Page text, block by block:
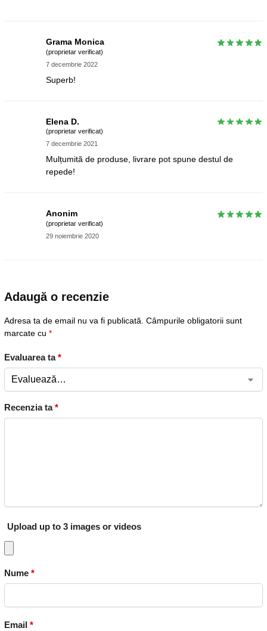
Grama Monica
(proprietar verificat)
7 decembrie 2022
Superb!
Elena D.
(proprietar verificat)
7 decembrie 2021
Mulțumită de produse, livrare pot spune destul de
repede!
Anonim
(proprietar verificat)
29 noiembrie 2020
Adaugă o recenzie
Adresa ta de email nu va fi publicată. Câmpurile obligatorii sunt
marcate cu *
Evaluarea ta*
Recenzia ta*
Upload up to 3 images or videos
Nume *
Email *